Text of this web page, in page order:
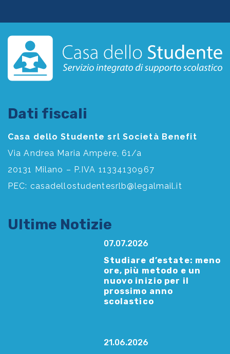
Dati fiscali
Casa dello Studente srl Società Benefit
Via Andrea Maria Ampère, 61/a
20131 Milano – P.IVA 11334130967
PEC: casadellostudentesrlb@legalmail.it
Ultime Notizie
07.07.2026
Studiare d’estate: meno
ore, più metodo e un
nuovo inizio per il
prossimo anno
scolastico
21.06.2026